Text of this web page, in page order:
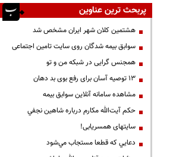
پربحث ترین عناوین
هشتمین کلان شهر ایران مشخص شد
سوابق بیمه شدگان روی سایت تامین اجتماعی
همجنس گرایی در شبکه من و تو
13 توصیه آسان برای رفع بوی بد دهان
مشاهده سامانه آنلاين سوابق بیمه
حكم آيت‌الله مكارم درباره شاهين نجفي
سایتهای همسریابی!
دعايي كه قطعا مستجاب مي‌شود